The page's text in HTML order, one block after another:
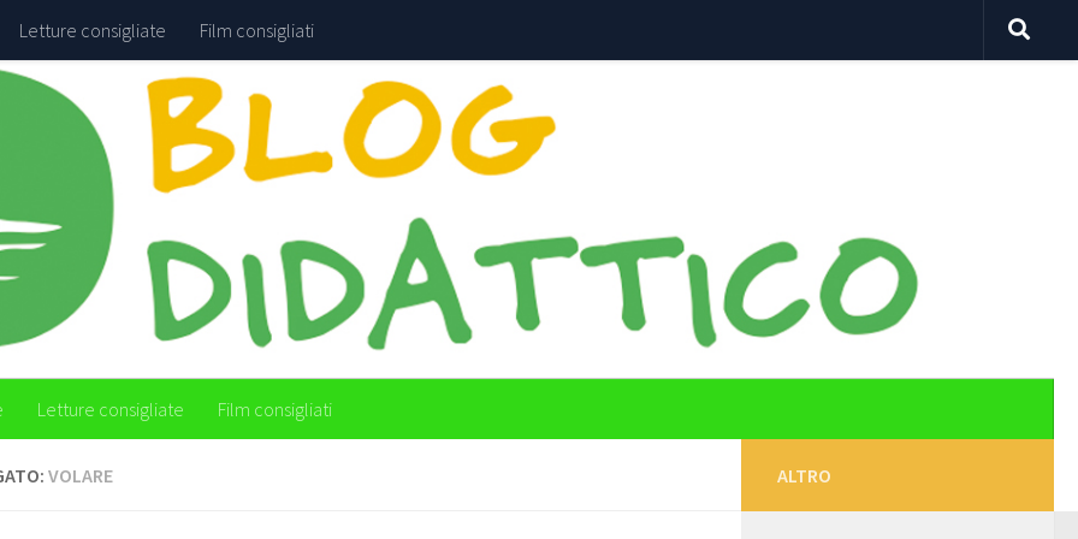
Letture consigliate Film consigliati
Letture consigliate Film consigliati
VOLARE ALTRO